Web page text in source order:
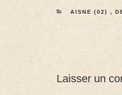
AISNE (02) ,
Laisser un